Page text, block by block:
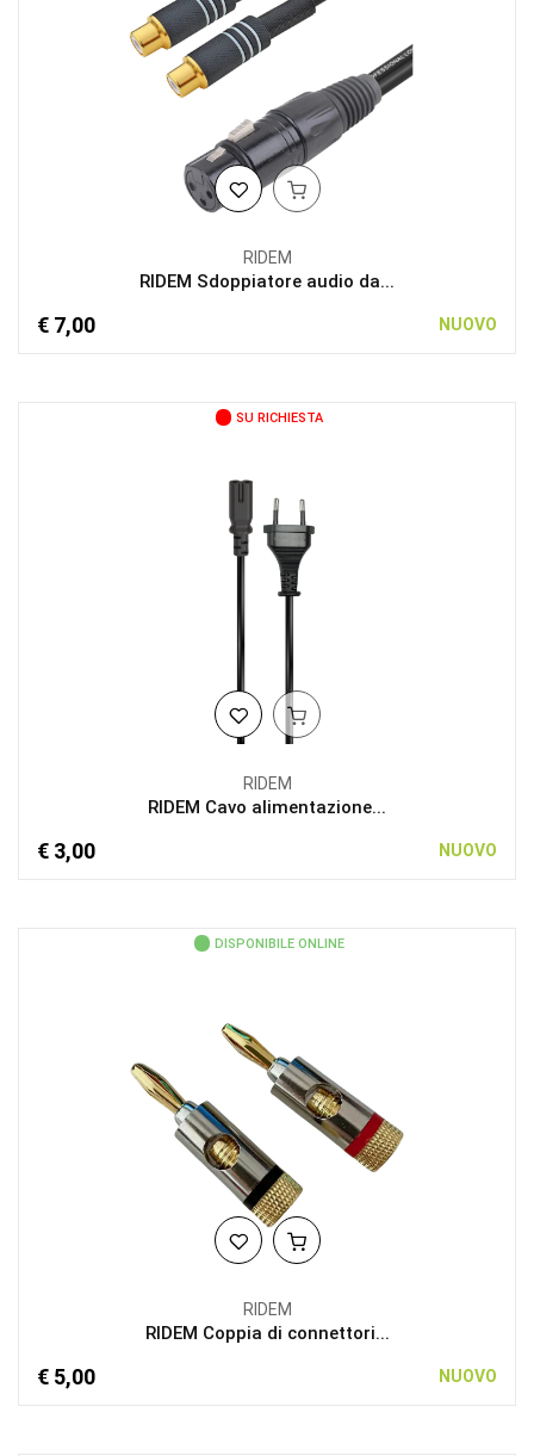
RIDEM
RIDEM Sdoppiatore audio da...
€ 7,00 NUOVO
SU RICHIESTA
RIDEM
RIDEM Cavo alimentazione...
€ 3,00 NUOVO
DISPONIBILE ONLINE
RIDEM
RIDEM Coppia di connettori...
€ 5,00 NUOVO